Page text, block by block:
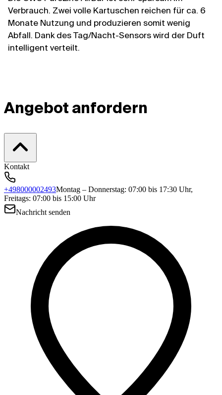
Verbrauch. Zwei volle Kartuschen reichen für ca. 6
Monate Nutzung und produzieren somit wenig
Abfall. Dank des Tag/Nacht-Sensors wird der Duft
intelligent verteilt.
Angebot anfordern
Kontakt
+498000002493Montag – Donnerstag: 07:00 bis 17:30 Uhr,
Freitags: 07:00 bis 15:00 Uhr
Nachricht senden